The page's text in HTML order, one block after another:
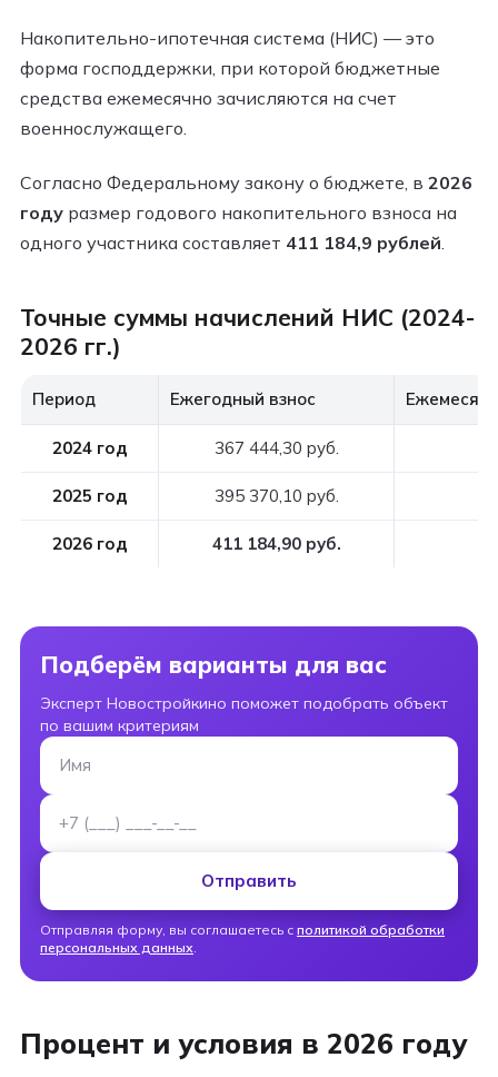
Накопительно-ипотечная система (НИС) — это
форма господдержки, при которой бюджетные
средства ежемесячно зачисляются на счет
военнослужащего.
Согласно Федеральному закону о бюджете, в 2026
году размер годового накопительного взноса на
одного участника составляет 411 184,9 рублей
Точные суммы начислений НИС (2024-
2026 гг.)
Период Ежегодный взнос
2024 год 367 444,30 руб.
2025 год 395 370,10 руб.
2026 год 411 184,90 руб.
Подберём варианты для вас
Эксперт Новостройкино поможет подобрать объект
по вашим критериям
Имя
Номер телефона
Отправить
Отправляя форму, вы соглашаетесь с политикой обработки
персональных данных
Процент и условия в 2026 году